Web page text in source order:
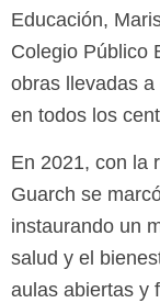
Educación,
Colegio Público
obras llevadas
en todos los
En 2021, con la
Guarch se
instaurando un
salud y el
aulas abiertas y